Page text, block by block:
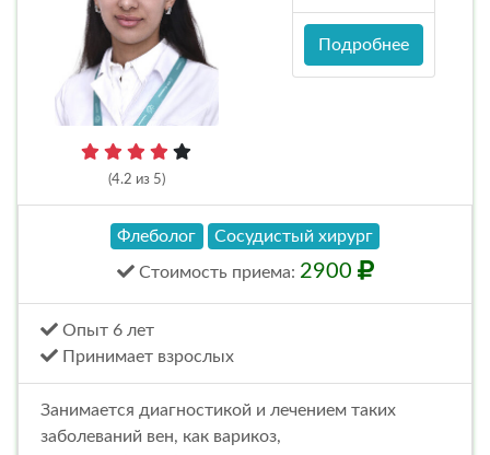
(4.2 из 5)
Подробнее
Флеболог Сосудистый хирург
Стоимость приема: 2900
Опыт 6 лет
Принимает взрослых
Занимается диагностикой и лечением таких
заболеваний вен, как варикоз,